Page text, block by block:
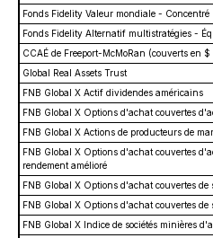
Fonds Fidelity Valeur mondiale - Concentré
Fonds Fidelity Alternatif multistratégies -
CCAÉ de Freeport-McMoRan (couverts en $
Global Real Assets Trust
FNB Global X Actif dividendes américains
FNB Global X Options d'achat couvertes
FNB Global X Actions de producteurs de
FNB Global X Options d'achat couvertes
rendement amélioré
FNB Global X Options d'achat couvertes
FNB Global X Options d'achat couvertes de
FNB Global X Indice de sociétés minières